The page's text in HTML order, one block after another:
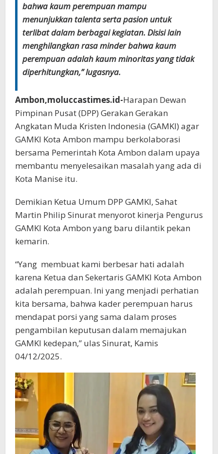
bahwa kaum perempuan mampu
menunjukkan talenta serta pasion untuk
terlibat dalam berbagai kegiatan. Disisi lain
menghilangkan rasa minder bahwa kaum
perempuan adalah kaum minoritas yang tidak
diperhitungkan,” lugasnya.
Ambon,moluccastimes.id-Harapan Dewan
Pimpinan Pusat (DPP) Gerakan Gerakan
Angkatan Muda Kristen Indonesia (GAMKI) agar
GAMKI Kota Ambon mampu berkolaborasi
bersama Pemerintah Kota Ambon dalam upaya
membantu menyelesaikan masalah yang ada di
Kota Manise itu.
Demikian Ketua Umum DPP GAMKI, Sahat
Martin Philip Sinurat menyorot kinerja Pengurus
GAMKI Kota Ambon yang baru dilantik pekan
kemarin.
“Yang membuat kami berbesar hati adalah
karena Ketua dan Sekertaris GAMKI Kota Ambon
adalah perempuan. Ini yang menjadi perhatian
kita bersama, bahwa kader perempuan harus
mendapat porsi yang sama dalam proses
pengambilan keputusan dalam memajukan
GAMKI kedepan,” ulas Sinurat, Kamis
04/12/2025.